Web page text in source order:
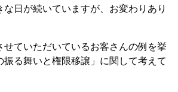
日が続いていますが、お変わりあり
せていただいているお客さんの例を挙
振る舞いと権限移譲」に関して考えて